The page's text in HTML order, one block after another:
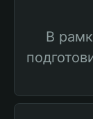
В